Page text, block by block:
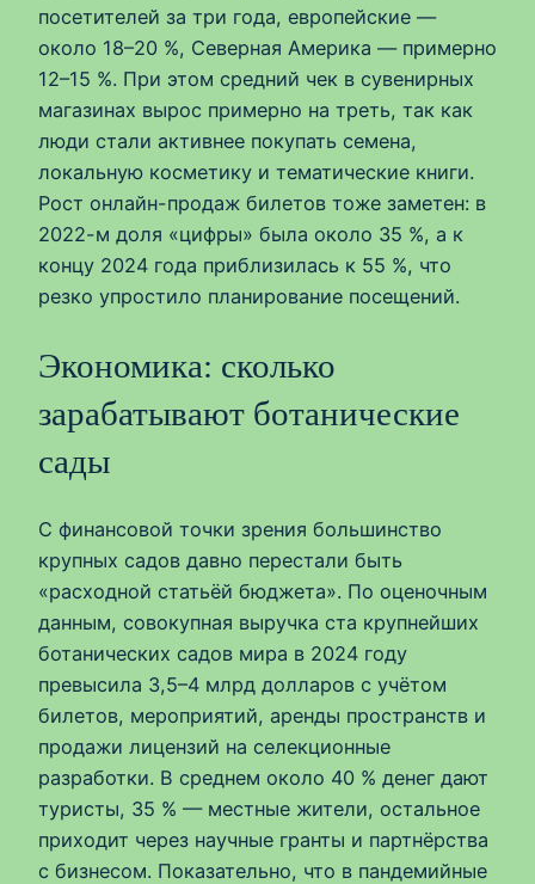
посетителей за три года, европейские —
около 18–20 %, Северная Америка — примерно
12–15 %. При этом средний чек в сувенирных
магазинах вырос примерно на треть, так как
люди стали активнее покупать семена,
локальную косметику и тематические книги.
Рост онлайн-продаж билетов тоже заметен: в
2022-м доля «цифры» была около 35 %, а к
концу 2024 года приблизилась к 55 %, что
резко упростило планирование посещений.
Экономика: сколько
зарабатывают ботанические
сады
С финансовой точки зрения большинство
крупных садов давно перестали быть
«расходной статьёй бюджета». По оценочным
данным, совокупная выручка ста крупнейших
ботанических садов мира в 2024 году
превысила 3,5–4 млрд долларов с учётом
билетов, мероприятий, аренды пространств и
продажи лицензий на селекционные
разработки. В среднем около 40 % денег дают
туристы, 35 % — местные жители, остальное
приходит через научные гранты и партнёрства
с бизнесом. Показательно, что в пандемийные